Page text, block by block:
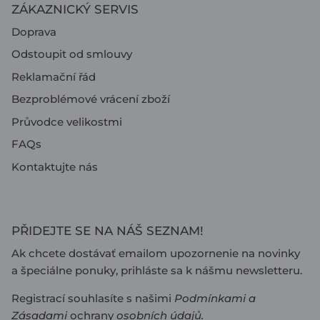
ZÁKAZNICKÝ SERVIS
Doprava
Odstoupit od smlouvy
Reklamační řád
Bezproblémové vrácení zboží
Průvodce velikostmi
FAQs
Kontaktujte nás
PŘIDEJTE SE NA NÁŠ SEZNAM!
Ak chcete dostávať emailom upozornenie na novinky
a špeciálne ponuky, prihláste sa k nášmu newsletteru.
Registrací souhlasíte s našimi Podmínkamia
Zásadamiochrany osobních údajů.